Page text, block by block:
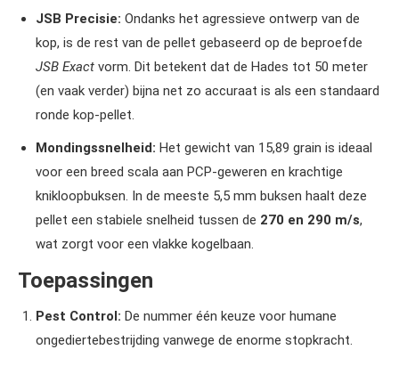
JSB Precisie: Ondanks het agressieve ontwerp van de
kop, is de rest van de pellet gebaseerd op de beproefde
JSB Exact vorm. Dit betekent dat de Hades tot 50 meter
(en vaak verder) bijna net zo accuraat is als een standaard
ronde kop-pellet.
Mondingssnelheid: Het gewicht van 15,89 grain is ideaal
voor een breed scala aan PCP-geweren en krachtige
knikloopbuksen. In de meeste 5,5 mm buksen haalt deze
pellet een stabiele snelheid tussen de 270 en 290 m/s,
wat zorgt voor een vlakke kogelbaan.
Toepassingen
Pest Control: De nummer één keuze voor humane
ongediertebestrijding vanwege de enorme stopkracht.